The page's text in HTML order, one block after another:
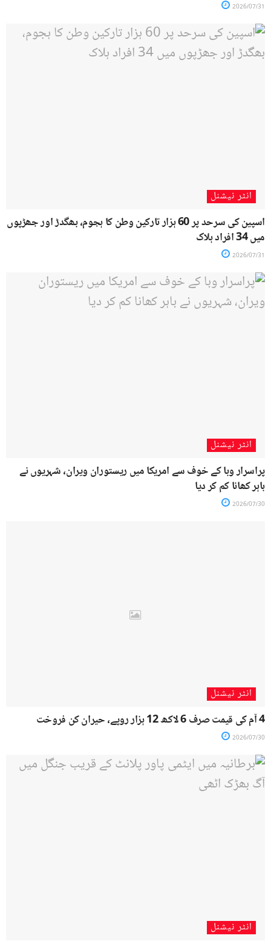
2026/07/31
انٹر نیشنل
اسپین کی سرحد پر 60 ہزار تارکین وطن کا ہجوم، بھگدڑ اور جھڑپوں
میں 34 افراد ہلاک
2026/07/31
انٹر نیشنل
پراسرار وبا کے خوف سے امریکا میں ریستوران ویران، شہریوں نے
باہر کھانا کم کر دیا
2026/07/30
انٹر نیشنل
4 آم کی قیمت صرف 6 لاکھ 12 ہزار روپے، حیران کن فروخت
2026/07/30
انٹر نیشنل